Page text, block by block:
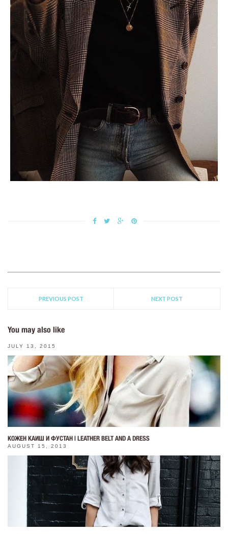
PREVIOUS POST NEXT POST
You may also like
JULY 13, 2015
КОЖЕН КАИШ И ФУСТАН | LEATHER BELT AND A DRESS
AUGUST 15, 2013